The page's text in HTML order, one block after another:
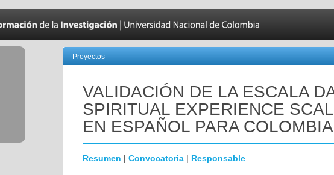
Proyectos
VALIDACIÓN DE LA ESCALA
SPIRITUAL EXPERIENCE
EN ESPAÑOL PARA COLOMBIA
Resumen | Convocatoria | Responsable